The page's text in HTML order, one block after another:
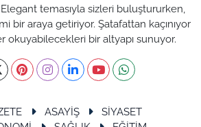
temasıyla sizleri buluştururken,
bir araya getiriyor. Şatafattan kaçınıyor
okuyabilecekleri bir altyapı sunuyor.
ASAYİŞ
SİYASET